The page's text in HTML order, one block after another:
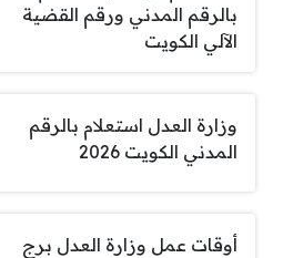
بالرقم المدني ورقم القضية
الآلي الكويت
وزارة العدل استعلام بالرقم
المدني الكويت 2026
أوقات عمل وزارة العدل برج